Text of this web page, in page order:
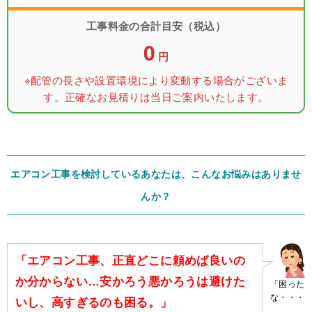
工事料金の合計目安（税込）
0 円
※配管の長さや設置環境により変動する場合がございま
す。正確なお見積りは当日ご案内いたします。
エアコン工事を検討しているあなたは、こんなお悩みはありませ
んか？
「困った
な・・・
「エアコン工事、正直どこに頼めば良いの
か分からない…安かろう悪かろうは避けた
いし、高すぎるのも困る。」